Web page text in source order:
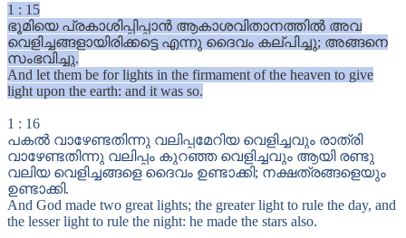
1 : 15
ഭൂമിയെ പ്രകാശിപ്പിപ്പാൻ ആകാശവിതാനത്തിൽ അവ
വെളിച്ചങ്ങളായിരിക്കട്ടെ എന്നു ദൈവം കല്പിച്ചു; അങ്ങനെ
സംഭവിച്ചു.
And let them be for lights in the firmament of the heaven to give
light upon the earth: and it was so.
1 : 16
പകൽ വാഴേണ്ടതിന്നു വലിപ്പമേറിയ വെളിച്ചവും രാത്രി
വാഴേണ്ടതിന്നു വലിപ്പം കുറഞ്ഞ വെളിച്ചവും ആയി രണ്ടു
വലിയ വെളിച്ചങ്ങളെ ദൈവം ഉണ്ടാക്കി; നക്ഷത്രങ്ങളെയും
ഉണ്ടാക്കി.
And God made two great lights; the greater light to rule the day, and
the lesser light to rule the night: he made the stars also.